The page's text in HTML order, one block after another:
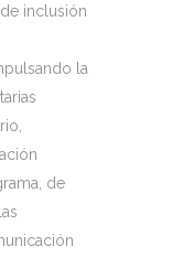
inclusión
la
de